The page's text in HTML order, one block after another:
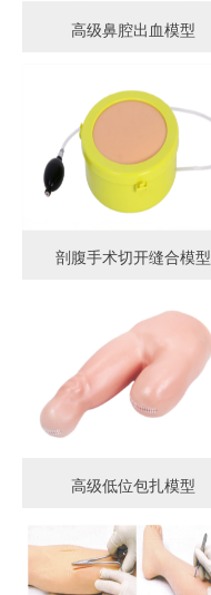
高级鼻腔出血模型
剖腹手术切开缝合模型
高级低位包扎模型